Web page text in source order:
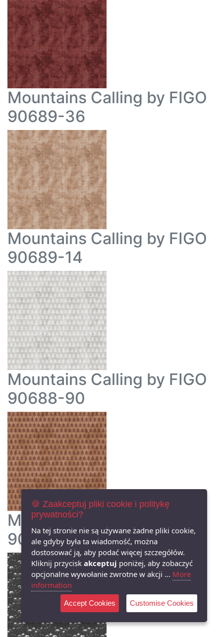
Mountains Calling by FIGO
90689-36
Mountains Calling by FIGO
90689-14
Mountains Calling by FIGO
90688-90
Mountains Calling by FIGO
90688-32
🍪 Zaakceptuj pliki cookie i politykę
prywatności?
Na tej stronie nie są używane żadne pliki cookie,
ale gdyby była ta wiadomość, można
dostosować ją, aby podać więcej szczegółów.
Kliknij przycisk akceptuj poniżej, aby zobaczyć
opcjonalne wywołanie zwrotne w akcji ... More
information
Accept Cookies Customise Cookies